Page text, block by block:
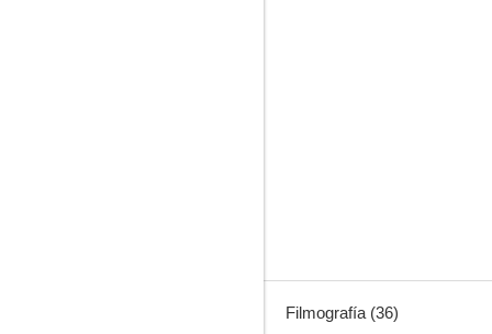
Filmografía (36)